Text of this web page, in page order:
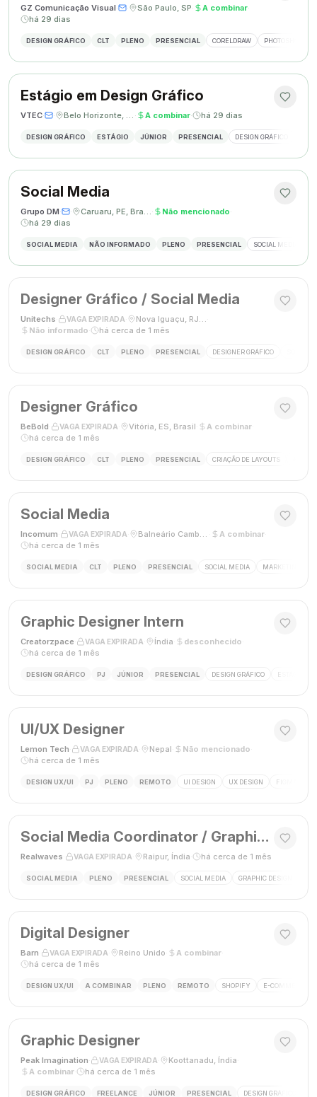
GZ Comunicação Visual· · São Paulo, SP· A combinar·
há 29 dias
DESIGN GRÁFICO CLT PLENO PRESENCIAL CORELDRAW PHOTOSHOP
Estágio em Design Gráfico
VTEC· · Belo Horizonte, MG · A combinar· há 29 dias
DESIGN GRÁFICO ESTÁGIO JÚNIOR PRESENCIAL DESIGN GRÁFICO
Social Media
Grupo DM· · Caruaru, PE, Brasil· Não mencionado·
há 29 dias
SOCIAL MEDIA NÃO INFORMADO PLENO PRESENCIAL SOCIAL MEDIA
Designer Gráfico / Social Media
Unitechs VAGA EXPIRADA Nova Iguaçu, RJ, Brasil
Não informado
há cerca de 1 mês
DESIGN GRÁFICO CLT PLENO PRESENCIAL DESIGNER GRÁFICO
Designer Gráfico
BeBold VAGA EXPIRADA Vitória, ES, Brasil A combinar·
há cerca de 1 mês
DESIGN GRÁFICO CLT PLENO PRESENCIAL CRIAÇÃO DE LAYOUTS
Social Media
Incomum VAGA EXPIRADA Balneário Camboriú, SC A combinar·
há cerca de 1 mês
SOCIAL MEDIA CLT PLENO PRESENCIAL SOCIAL MEDIA MARKETING
Graphic Designer Intern
Creatorzpace VAGA EXPIRADA Índia desconhecido
há cerca de 1 mês
DESIGN GRÁFICO PJ JÚNIOR PRESENCIAL DESIGN GRÁFICO ESTÁGIO
UI/UX Designer
Lemon Tech VAGA EXPIRADA Nepal Não mencionado
há cerca de 1 mês
DESIGN UX/UI PJ PLENO REMOTO UI DESIGN UX DESIGN FIGMA
Social Media Coordinator / Graphic Designer
Realwaves VAGA EXPIRADA Raipur, Índia há cerca de 1 mês
SOCIAL MEDIA PLENO PRESENCIAL SOCIAL MEDIA GRAPHIC DESIGN
Digital Designer
Barn VAGA EXPIRADA Reino Unido A combinar·
há cerca de 1 mês
DESIGN UX/UI A COMBINAR PLENO REMOTO SHOPIFY E-COMMERCE
Graphic Designer
Peak Imagination VAGA EXPIRADA Koottanadu, Índia
A combinar
há cerca de 1 mês
DESIGN GRÁFICO FREELANCE JÚNIOR PRESENCIAL DESIGN GRÁFICO